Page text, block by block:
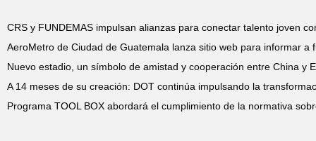
CRS y FUNDEMAS impulsan alianzas para conectar talento joven
AeroMetro de Ciudad de Guatemala lanza sitio web para informar a
Nuevo estadio, un símbolo de amistad y cooperación entre China y
A 14 meses de su creación: DOT continúa impulsando la
Programa TOOL BOX abordará el cumplimiento de la normativa